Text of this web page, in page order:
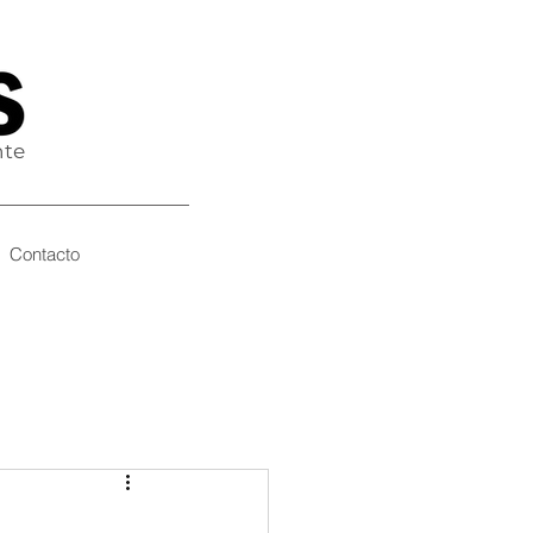
Contacto